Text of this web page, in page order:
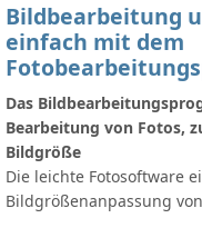
Bildbearbeitung
einfach mit dem
Das
Bearbeitung von Fotos,
Bildgröße
Die leichte Fotosoftware
Bildgrößenanpassung